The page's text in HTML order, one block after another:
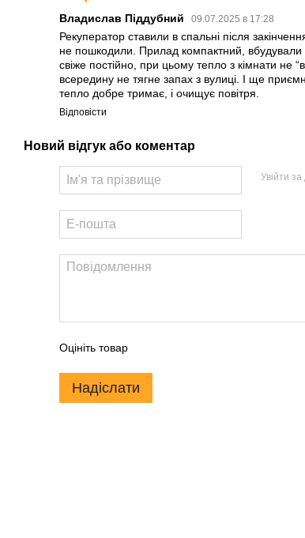
Владислав Піддубний 09.07.2025 в 17:28
Рекуператор ставили в спальні після
не пошкодили. Прилад компактний,
свіже постійно, при цьому тепло з кімнати не
всередину не тягне запах з вулиці. І ще
тепло добре тримає, і очищує повітря.
Відповісти
Новий відгук або коментар
Увійти
Оцініть товар
Надіслати